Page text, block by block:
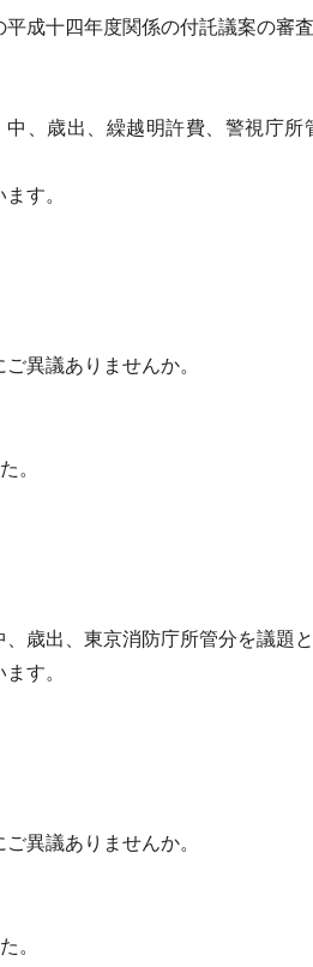
成十四年度関係の付託議案の審査
、歳出、繰越明許費、警視庁所
す。
異議ありませんか。
。
歳出、東京消防庁所管分を議題と
す。
異議ありませんか。
。